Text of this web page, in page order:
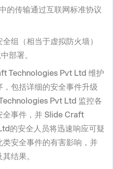
的传输通过互联网标准协议
全组（相当于虚拟防火墙）
部署。
Technologies Pvt Ltd 维护
包括详细的安全事件升级
Pvt Ltd 监控各
全事件，并 Slide Craft
的安全人员将迅速响应可疑
安全事件的有害影响，并
结果。